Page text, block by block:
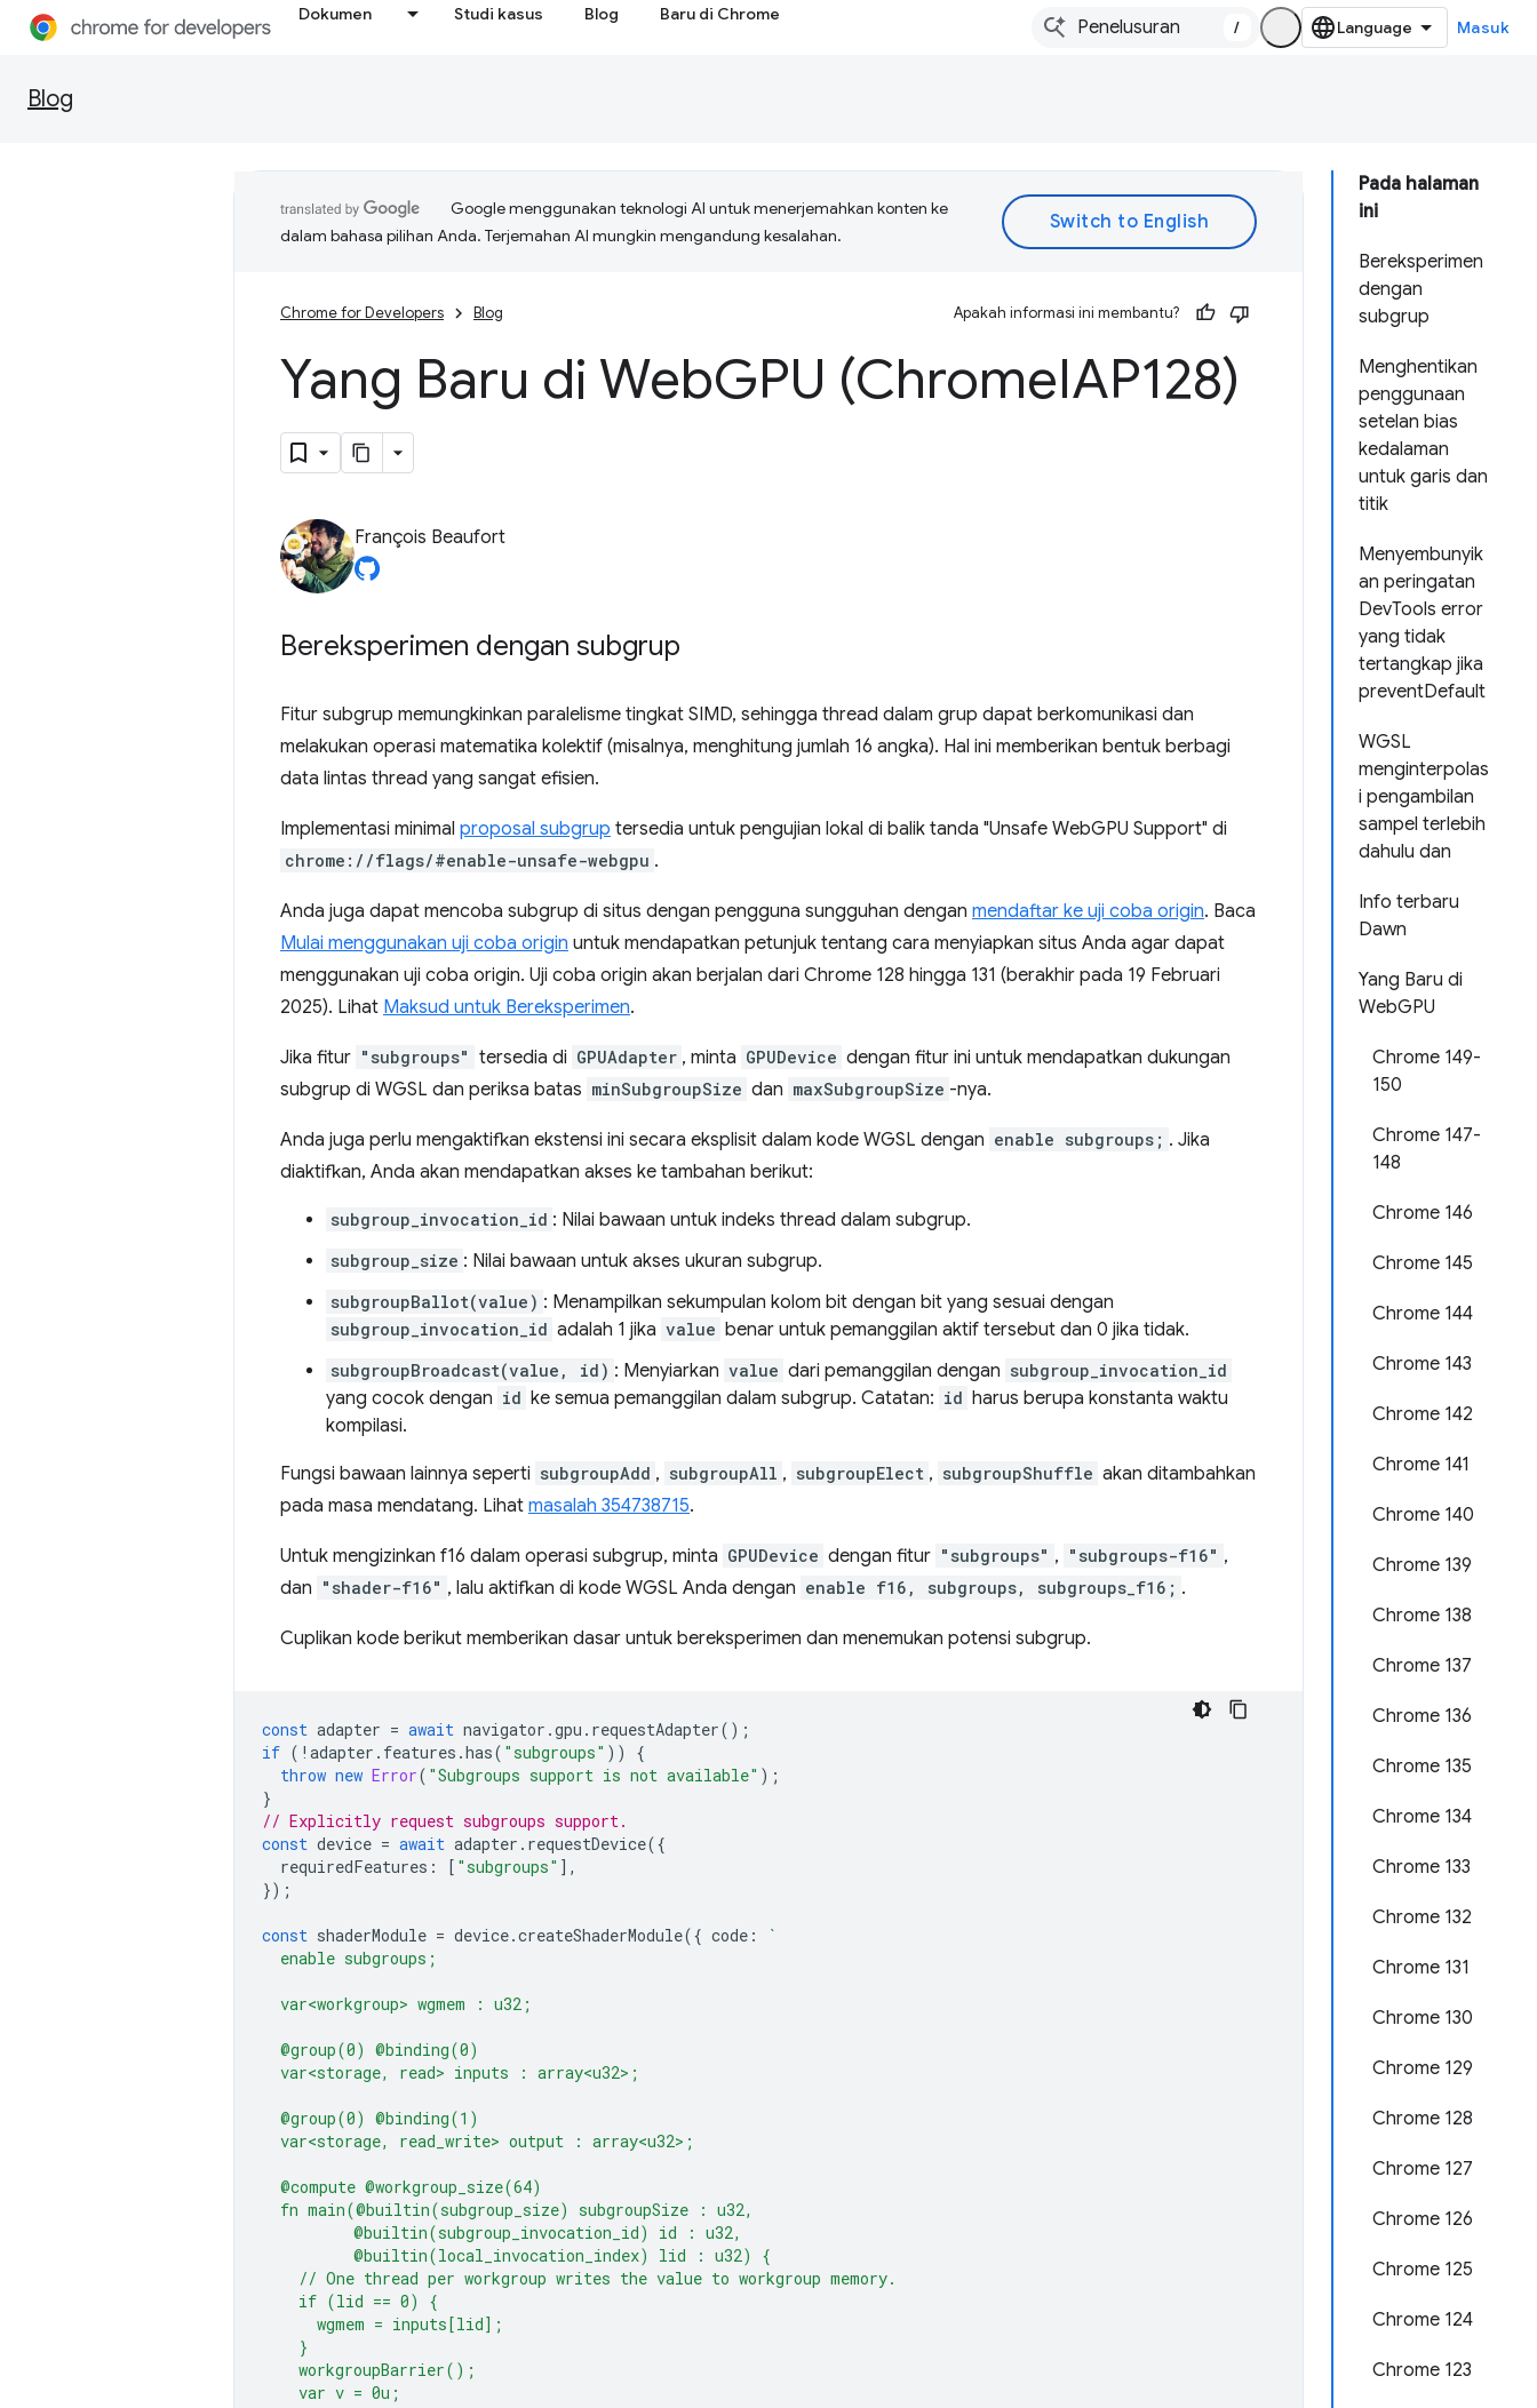
Dokumen Studi kasus Blog Baru di Chrome
/ Masuk
Blog
Pada halaman
ini
Bereksperimen
dengan
subgrup
Menghentikan
penggunaan
setelan bias
kedalaman
untuk garis dan
titik
Menyembunyik
an peringatan
DevTools error
yang tidak
tertangkap jika
preventDefault
WGSL
menginterpolas
i pengambilan
sampel terlebih
dahulu dan
Info terbaru
Dawn
Yang Baru di
WebGPU
Chrome 149-
150
Chrome 147-
148
Chrome 146
Chrome 145
Chrome 144
Chrome 143
Chrome 142
Chrome 141
Chrome 140
Chrome 139
Chrome 138
Chrome 137
Chrome 136
Chrome 135
Chrome 134
Chrome 133
Chrome 132
Chrome 131
Chrome 130
Chrome 129
Chrome 128
Chrome 127
Chrome 126
Chrome 125
Chrome 124
Chrome 123
Google menggunakan teknologi AI untuk menerjemahkan konten ke
dalam bahasa pilihan Anda. Terjemahan AI mungkin mengandung kesalahan.
Chrome for Developers Blog Apakah informasi ini membantu?
Yang Baru di WebGPU (ChromeIAP128)
François Beaufort
Bereksperimen dengan subgrup
Fitur subgrup memungkinkan paralelisme tingkat SIMD, sehingga thread dalam grup dapat berkomunikasi dan
melakukan operasi matematika kolektif (misalnya, menghitung jumlah 16 angka). Hal ini memberikan bentuk berbagi
data lintas thread yang sangat efisien.
Implementasi minimal proposal subgrup tersedia untuk pengujian lokal di balik tanda "Unsafe WebGPU Support" di
chrome://flags/#enable-unsafe-webgpu .
Anda juga dapat mencoba subgrup di situs dengan pengguna sungguhan dengan mendaftar ke uji coba origin. Baca
Mulai menggunakan uji coba origin untuk mendapatkan petunjuk tentang cara menyiapkan situs Anda agar dapat
menggunakan uji coba origin. Uji coba origin akan berjalan dari Chrome 128 hingga 131 (berakhir pada 19 Februari
2025). Lihat Maksud untuk Bereksperimen.
Jika fitur "subgroups" tersedia di GPUAdapter , minta GPUDevice dengan fitur ini untuk mendapatkan dukungan
subgrup di WGSL dan periksa batas minSubgroupSize dan maxSubgroupSize -nya.
Anda juga perlu mengaktifkan ekstensi ini secara eksplisit dalam kode WGSL dengan enable subgroups; . Jika
diaktifkan, Anda akan mendapatkan akses ke tambahan berikut:
subgroup_invocation_id : Nilai bawaan untuk indeks thread dalam subgrup.
subgroup_size : Nilai bawaan untuk akses ukuran subgrup.
subgroupBallot(value) : Menampilkan sekumpulan kolom bit dengan bit yang sesuai dengan
subgroup_invocation_id adalah 1 jika value benar untuk pemanggilan aktif tersebut dan 0 jika tidak.
subgroupBroadcast(value, id) : Menyiarkan value dari pemanggilan dengan subgroup_invocation_id
yang cocok dengan id ke semua pemanggilan dalam subgrup. Catatan: id harus berupa konstanta waktu
kompilasi.
Fungsi bawaan lainnya seperti subgroupAdd , subgroupAll , subgroupElect , subgroupShuffle akan ditambahkan
pada masa mendatang. Lihat masalah 354738715.
Untuk mengizinkan f16 dalam operasi subgrup, minta GPUDevice dengan fitur "subgroups" , "subgroups-f16" ,
dan "shader-f16" , lalu aktifkan di kode WGSL Anda dengan enable f16, subgroups, subgroups_f16; .
Cuplikan kode berikut memberikan dasar untuk bereksperimen dan menemukan potensi subgrup.
const adapter = await navigator .gpu . requestAdapter();
if ( ! adapter . features .has( "subgroups" ))
{
throw new Error( "Subgroups support is not available" );
}
// Explicitly request subgroups support.
const device = await adapter . requestDevice({
requiredFeatures : [ "subgroups" ],
});
const shaderModule = device.createShaderModule({ code :
`
  enable subgroups;
  var<workgroup> wgmem : u32;
  @group(0) @binding(0)
  var<storage, read> inputs : array<u32>;
  @group(0) @binding(1)
  var<storage, read_write> output : array<u32>;
  @compute @workgroup_size(64)
  fn main(@builtin(subgroup_size) subgroupSize : u32,
          @builtin(subgroup_invocation_id) id : u32,
          @builtin(local_invocation_index) lid : u32) {
    // One thread per workgroup writes the value to workgroup memory.
    if (lid == 0) {
      wgmem = inputs[lid];
    }
    workgroupBarrier();
    var v = 0u;